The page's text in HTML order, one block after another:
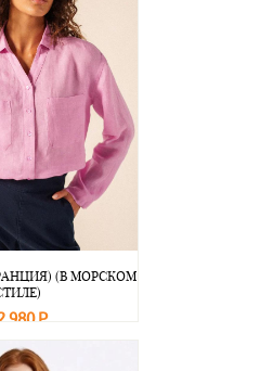
(В МОРСКОМ
980 Р